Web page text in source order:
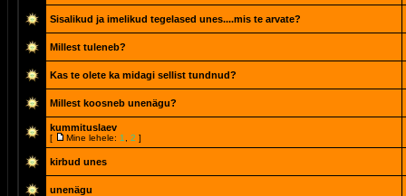
Sisalikud ja imelikud tegelased unes....mis te arvate?
Millest tuleneb?
Kas te olete ka midagi sellist tundnud?
Millest koosneb unenägu?
kummituslaev
[ Mine lehele: 1 2 ]
kirbud unes
unenägu